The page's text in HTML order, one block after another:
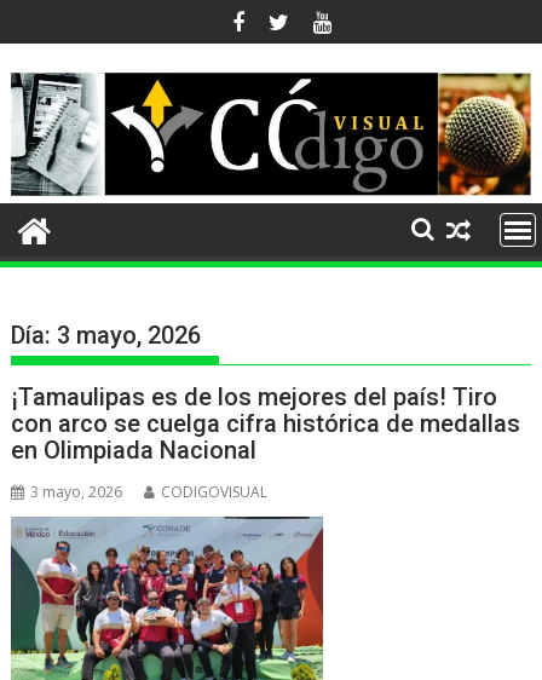
al
contenido
Día: 3 mayo, 2026
¡Tamaulipas es de los mejores del país! Tiro
con arco se cuelga cifra histórica de medallas
en Olimpiada Nacional
3 mayo, 2026 CODIGOVISUAL